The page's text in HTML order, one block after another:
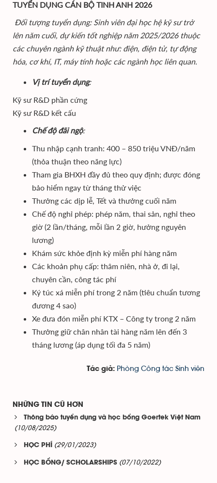
TUYỂN DỤNG CÁN BỘ TINH ANH 2026
Đối tượng tuyển dụng: Sinh viên đại họchệ kỹ sư trở
lênnăm cuối, dự kiến tốt nghiệp năm 2025/2026 thuộc
các chuyên ngành kỹ thuật như: điện, điện tử, tự động
hóa, cơ khí, IT, máy tính hoặc các ngành học liên quan.
Vị trí tuyển dụng:
Kỹ sư R&D phần cứng
Kỹ sư R&D kết cấu
Chế độ đãi ngộ:
Thu nhập cạnh tranh: 400 – 850 triệu VNĐ/năm
(thỏa thuận theo năng lực)
Tham gia BHXH đầy đủ theo quy định; được đóng
bảo hiểm ngay từ tháng thử việc
Thưởng các dịp lễ, Tết và thưởng cuối năm
Chế độ nghỉ phép: phép năm, thai sản, nghỉ theo
giờ (2 lần/tháng, mỗi lần 2 giờ, hưởng nguyên
lương)
Khám sức khỏe định kỳ miễn phí hàng năm
Các khoản phụ cấp: thâm niên, nhà ở, đi lại,
chuyên cần, công tác phí
Ký túc xá miễn phí trong 2 năm (tiêu chuẩn tương
đương 4 sao)
Xe đưa đón miễn phí KTX – Công ty trong 2 năm
Thưởng giữ chân nhân tài hàng năm lên đến 3
tháng lương (áp dụng tối đa 5 năm)
Tác giả: Phòng Công tác Sinh viên
NHỮNG TIN CŨ HƠN
Thông báo tuyển dụng và học bổng Goertek Việt Nam
(10/08/2025)
HỌC PHÍ (29/01/2023)
HỌC BỔNG/ SCHOLARSHIPS (07/10/2022)